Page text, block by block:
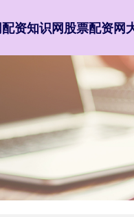
配资知识网股票配资网